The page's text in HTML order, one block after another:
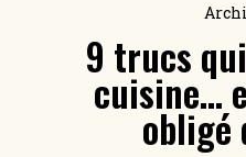
9 trucs
cuisine…
obligé